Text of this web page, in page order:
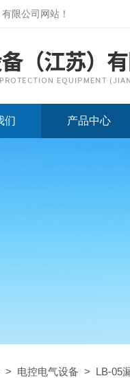
限公司网站 ！
们 产品中心
> 电控电气设备 > LB-05